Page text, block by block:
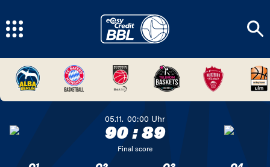
05.11. 00:00 Uhr
90:89
Final score